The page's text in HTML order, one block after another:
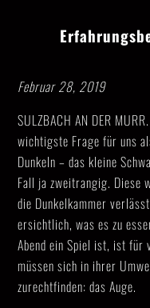
Februar 28, 2019
SULZBACH AN DER
wichtigste Frage für uns
Dunkeln – das kleine
Fall ja zweitrangig. Diese
die Dunkelkammer
ersichtlich, was es zu
Abend ein Spiel ist, ist für
müssen sich in ihrer
zurechtfinden: das Auge.